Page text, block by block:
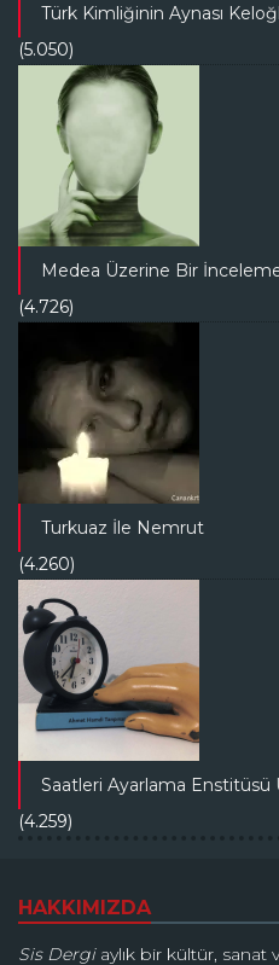
Türk Kimliğinin Aynası
(5.050)
Medea Üzerine Bir
(4.726)
Turkuaz İle Nemrut
(4.260)
Saatleri Ayarlama Enstitüsü
(4.259)
HAKKIMIZDA
Sis Dergiaylık bir kültür, sanat